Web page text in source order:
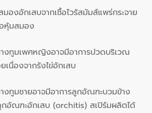
มองอักเสบจากเชื้อไวรัสมัมส์แพร่กระจาย
อหุ้มสมอง
งทูมเพศหญิงอาจมีอาการปวดบริเวณ
เนื่องจากรังไข่อักเสบ
งทูมชายอาจมีอาการลูกอัณฑะบวมข้าง
อัณฑะอักเสบ (orchitis) สเปิร์มผลิตได้